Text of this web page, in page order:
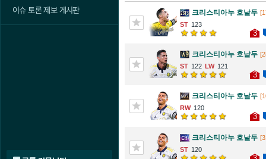
이슈 토론 제보 게시판
크리스티아누 호날두
123
3
크리스티아누 호날두
122
121
3
크리스티아누 호날두
120
3
크리스티아누 호날두
120